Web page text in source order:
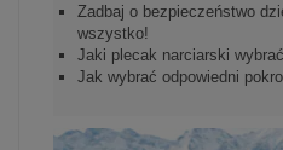
Zadbaj o bezpieczeństwo
wszystko!
Jaki plecak narciarski
Jak wybrać odpowiedni